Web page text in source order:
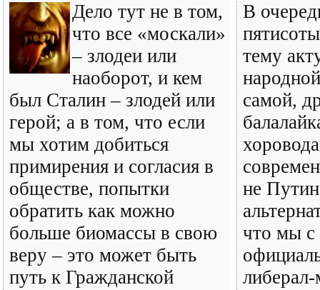
Дело тут не в том,
что все «москали»
– злодеи или
наоборот, и кем
был Сталин – злодей или
герой; а в том, что если
мы хотим добиться
примирения и согласия в
обществе, попытки
обратить как можно
больше биомассы в свою
веру – это может быть
путь к Гражданской
В
тему
самой,
не
что мы с